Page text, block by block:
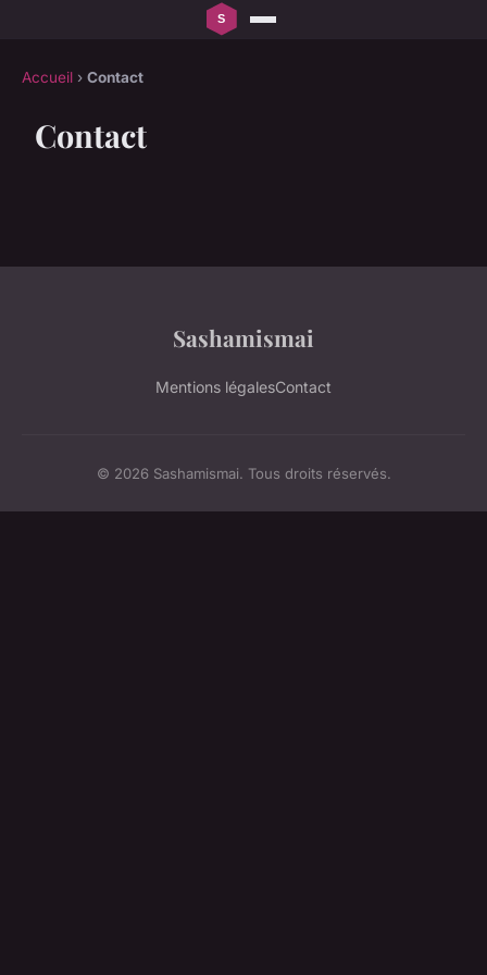
Accueil › Contact
Contact
Sashamismai
Mentions légalesContact
© 2026 Sashamismai. Tous droits réservés.